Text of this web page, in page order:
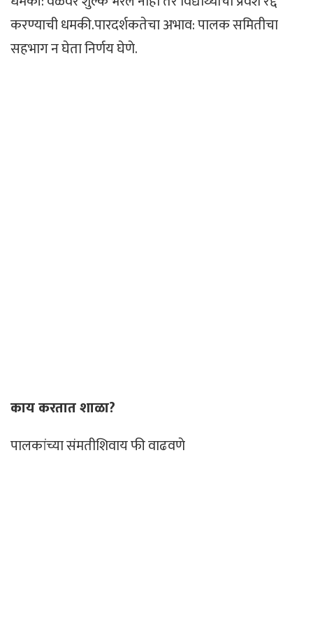
करण्याची धमकी.पारदर्शकतेचा अभाव: पालक समितीचा
सहभाग न घेता निर्णय घेणे.
काय करतात शाळा?
पालकांच्या संमतीशिवाय फी वाढवणे